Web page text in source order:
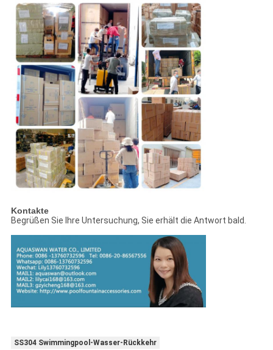
Kontakte
Begrüßen Sie Ihre Untersuchung, Sie erhält die Antwort bald.
SS304 Swimmingpool-Wasser-Rückkehr